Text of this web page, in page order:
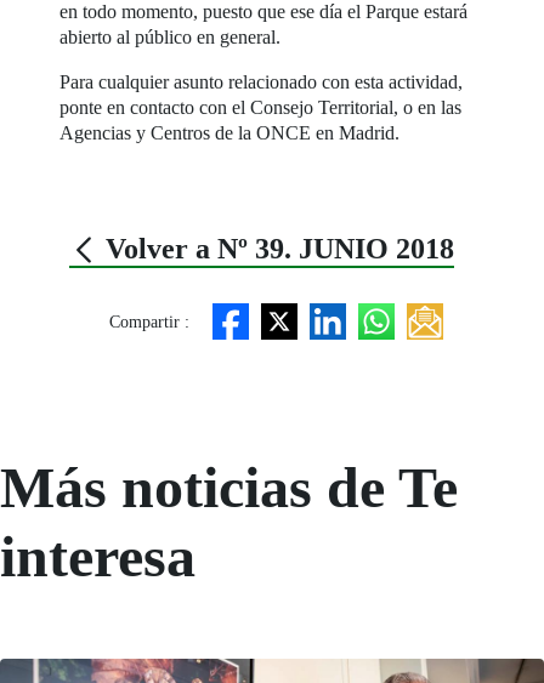
en todo momento, puesto que ese día el Parque estará
abierto al público en general.
Para cualquier asunto relacionado con esta actividad,
ponte en contacto con el Consejo Territorial, o en las
Agencias y Centros de la ONCE en Madrid.
Volver a Nº 39. JUNIO 2018
Compartir :
Más noticias de Te
interesa